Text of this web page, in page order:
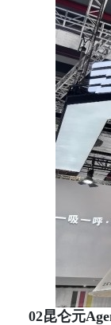
02昆仑元